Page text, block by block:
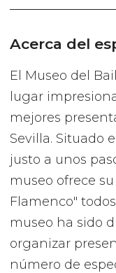
Acerca del
El Museo del
lugar
mejores
Sevilla. Situado
justo a unos
museo ofrece
Flamenco"
museo ha sido
organizar
número de